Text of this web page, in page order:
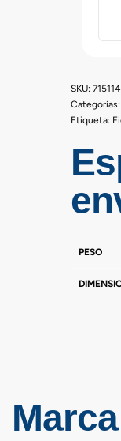
715114
Categorías:
Etiqueta:
PESO
Marca